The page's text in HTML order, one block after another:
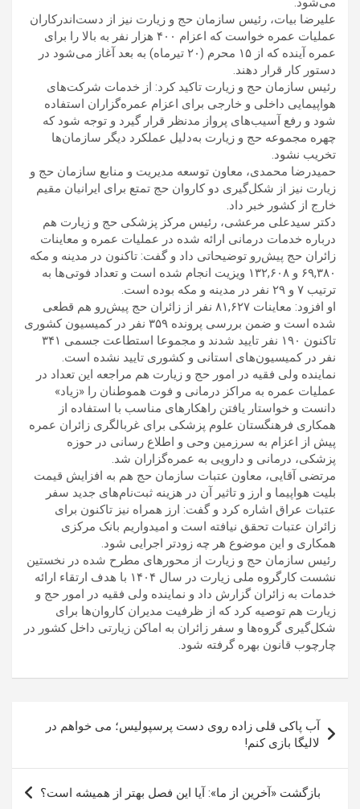
علیرضا بیات، رئیس سازمان حج و زیارت نیز از دست‌اندرکاران
عملیات عمره خواست که اعزام ۴۰۰ هزار نفر به بالا را برای
عمره آینده که از ۱۵ محرم (۲۰ تیرماه) به بعد آغاز می‌شود در
دستور کار قرار دهند.
رئیس سازمان حج و زیارت تاکید کرد: از خدمات شرکت‌های
هواپیمایی داخلی و خارجی برای اعزام عمره‌گزاران استفاده
شود و رفع آسیب‌های پرواز مدنظر قرار گیرد و توجه شود که
چهره مجموعه حج و زیارت به‌دلیل عملکرد دیگر سازمان‌ها
تخریب نشود.
حمیدرضا محمدی، معاون توسعه مدیریت و منابع سازمان حج و
زیارت نیز از شکل‌گیری دو کاروان حج تمتع برای ایرانیان مقیم
خارج از کشور خبر داد.
دکتر سیدعلی مرعشی، رئیس مرکز پزشکی حج و زیارت هم
درباره خدمات درمانی ارائه شده در عملیات عمره و معاینات
زائران حج پیش‌رو توضیحاتی داد و گفت: تاکنون در مدینه و مکه
۶۹,۳۸۰ و ۱۳۲,۶۰۸ ویزیت انجام شده است و تعداد فوتی‌ها به
ترتیب ۷ و ۲۹ نفر در مدینه و مکه بوده است.
او افزود: معاینات ۸۱,۶۲۷ نفر از زائران حج پیش‌رو هم قطعی
شده است و ضمن بررسی پرونده ۳۵۹ نفر در کمیسیون کشوری
تاکنون ۱۹۰ نفر تایید شدند و مجموعا استطاعت جسمی ۳۴۱
نفر در کمیسیون‌های استانی و کشوری تایید نشده است.
نماینده ولی فقیه در امور حج و زیارت هم مراجعه این تعداد در
عملیات عمره به مراکز درمانی و فوت هموطنان را «زیاد»
دانست و خواستار یافتن راهکارهای مناسب با استفاده از
همکاری فرهنگستان علوم پزشکی برای غربالگری زائران عمره
پیش از اعزام به سرزمین وحی و اطلاع رسانی در حوزه
پزشکی، درمانی و دارویی به عمره‌گزاران شد.
مرتضی آقایی، معاون عتبات سازمان حج هم به افزایش قیمت
بلیت هواپیما و ارز و تاثیر آن در هزینه ثبت‌نام‌های جدید سفر
عتبات عراق اشاره کرد و گفت: ارز همراه نیز تاکنون برای
زائران عتبات تحقق نیافته است و امیدواریم بانک مرکزی
همکاری و این موضوع هر چه زودتر اجرایی شود.
رئیس سازمان حج و زیارت از محورهای مطرح شده در نخستین
نشست کارگروه ملی زیارت در سال ۱۴۰۴ با هدف ارتقاء ارائه
خدمات به زائران گزارش داد و نماینده ولی فقیه در امور حج و
زیارت هم توصیه کرد که از ظرفیت مدیران کاروان‌ها برای
شکل‌گیری گروه‌ها و سفر زائران به اماکن زیارتی داخل کشور در
چارچوب قانون بهره گرفته شود.
راهبری
نوشته
آب پاکی قلی زاده روی دست پرسپولیس؛ می خواهم در
لالیگا بازی کنم!
بازگشت «آخرین از ما»: آیا این فصل بهتر از همیشه است؟